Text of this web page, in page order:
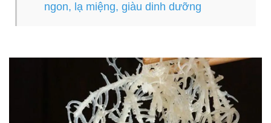
ngon, lạ miệng, giàu dinh dưỡng